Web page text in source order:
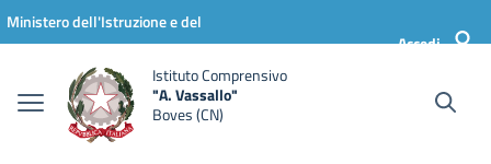
Vai ai contenuti
Vai al menu di navigazione
Vai al footer
Ministero dell'Istruzione e del
Accedi
Istituto Comprensivo
"A. Vassallo"
Boves (CN)